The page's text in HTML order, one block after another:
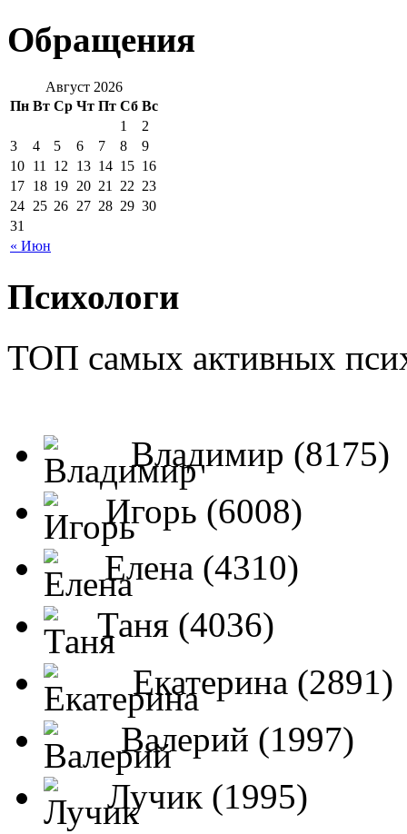
Обращения
Август 2026
Пн Вт Ср Чт Пт Сб Вс
« Июн
1
2
3
4 5 6 7 8
9
10 11 12 13 14 15 16
17 18 19 20 21 22 23
24 25 26 27 28 29 30
31
Психологи
ТОП самых активных
Владимир (8175)
Игорь (6008)
Елена (4310)
Таня (4036)
Екатерина (2891)
Валерий (1997)
Лучик (1995)